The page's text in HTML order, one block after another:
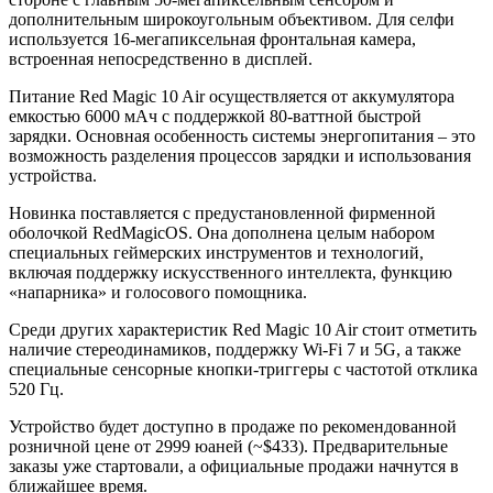
дополнительным широкоугольным объективом. Для селфи
используется 16-мегапиксельная фронтальная камера,
встроенная непосредственно в дисплей.
Питание Red Magic 10 Air осуществляется от аккумулятора
емкостью 6000 мАч с поддержкой 80-ваттной быстрой
зарядки. Основная особенность системы энергопитания – это
возможность разделения процессов зарядки и использования
устройства.
Новинка поставляется с предустановленной фирменной
оболочкой RedMagicOS. Она дополнена целым набором
специальных геймерских инструментов и технологий,
включая поддержку искусственного интеллекта, функцию
«напарника» и голосового помощника.
Среди других характеристик Red Magic 10 Air стоит отметить
наличие стереодинамиков, поддержку Wi-Fi 7 и 5G, а также
специальные сенсорные кнопки-триггеры с частотой отклика
520 Гц.
Устройство будет доступно в продаже по рекомендованной
розничной цене от 2999 юаней (~$433). Предварительные
заказы уже стартовали, а официальные продажи начнутся в
ближайшее время.